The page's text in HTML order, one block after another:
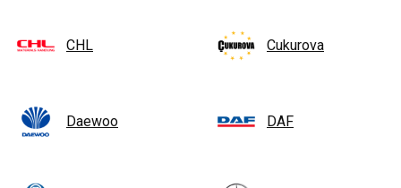
CHL Cukurova
Daewoo DAF